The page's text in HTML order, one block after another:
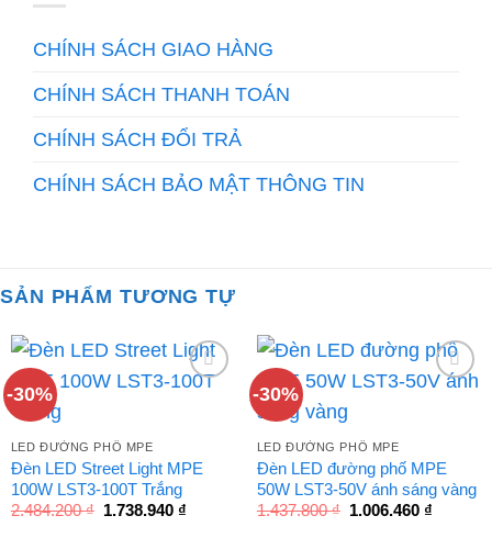
CHÍNH SÁCH GIAO HÀNG
CHÍNH SÁCH THANH TOÁN
CHÍNH SÁCH ĐỔI TRẢ
CHÍNH SÁCH BẢO MẬT THÔNG TIN
SẢN PHẨM TƯƠNG TỰ
-30%
LED ĐƯỜNG PHỐ MPE
Đèn LED Street Light MPE
100W LST3-100T Trắng
2.484.200₫ Giá
1.738.940 ₫
-30%
LED ĐƯỜNG PHỐ MPE
Đèn LED đường phố MPE
50W LST3-50V ánh sáng vàng
1.437.800₫ Giá
1.006.460 ₫